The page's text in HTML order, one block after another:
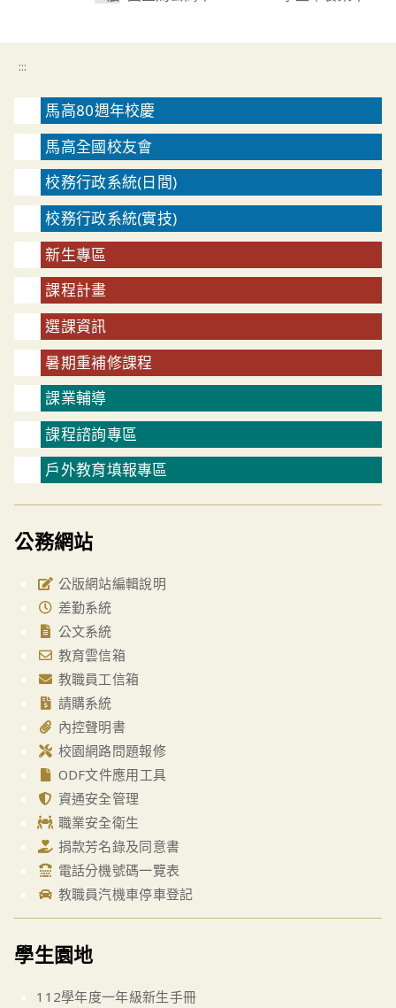
:::
馬高80週年校慶
馬高全國校友會
校務行政系統(日間)
校務行政系統(實技)
新生專區
課程計畫
選課資訊
暑期重補修課程
課業輔導
課程諮詢專區
戶外教育填報專區
公務網站
公版網站編輯說明
差勤系統
公文系統
教育雲信箱
教職員工信箱
請購系統
內控聲明書
校園網路問題報修
ODF文件應用工具
資通安全管理
職業安全衛生
捐款芳名錄及同意書
電話分機號碼一覽表
教職員汽機車停車登記
學生園地
112學年度一年級新生手冊